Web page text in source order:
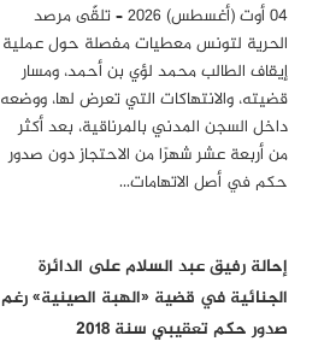
04 أوت (أغسطس) 2026 – تلقّى مرصد
الحرية لتونس معطيات مفصلة حول عملية
إيقاف الطالب محمد لؤي بن أحمد، ومسار
قضيته، والانتهاكات التي تعرض لها، ووضعه
داخل السجن المدني بالمرناقية، بعد أكثر
من أربعة عشر شهرًا من الاحتجاز دون صدور
حكم في أصل الاتهامات…
إحالة رفيق عبد السلام على الدائرة
الجنائية في قضية «الهبة الصينية» رغم
صدور حكم تعقيبي سنة 2018